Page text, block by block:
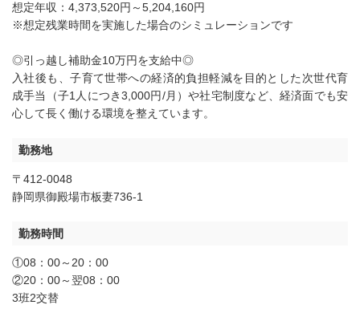
想定年収：4,373,520円～5,204,160円
※想定残業時間を実施した場合のシミュレーションです
◎引っ越し補助金10万円を支給中◎
入社後も、子育て世帯への経済的負担軽減を目的とした次世代育
成手当（子1人につき3,000円/月）や社宅制度など、経済面でも安
心して長く働ける環境を整えています。
勤務地
〒412-0048
静岡県御殿場市板妻736-1
勤務時間
①08：00～20：00
②20：00～翌08：00
3班2交替